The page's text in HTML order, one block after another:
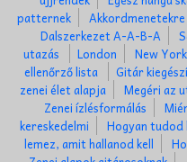
patternek
Dalszerkezet A-A-B-A
utazás
London New York
ellenőrző lista
Gitár
zenei élet alapja
Megéri az
Zenei ízlésformálás
kereskedelmi
Hogyan tudod
lemez, amit hallanod kell